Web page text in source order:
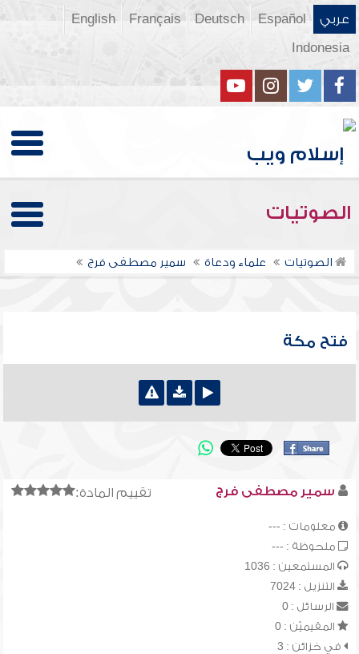
عربي Español
Deutsch
Français
English
Indonesia
الصوتيات
الصوتيات علماء ودعاة سمير مصطفى فرج
فتح مكة
تقييم المادة: سمير مصطفى فرج
معلومات : ---
ملحوظة : ---
المستمعين : 1036
التنزيل : 7024
الرسائل : 0
المقيميّن : 0
في خزائن : 3